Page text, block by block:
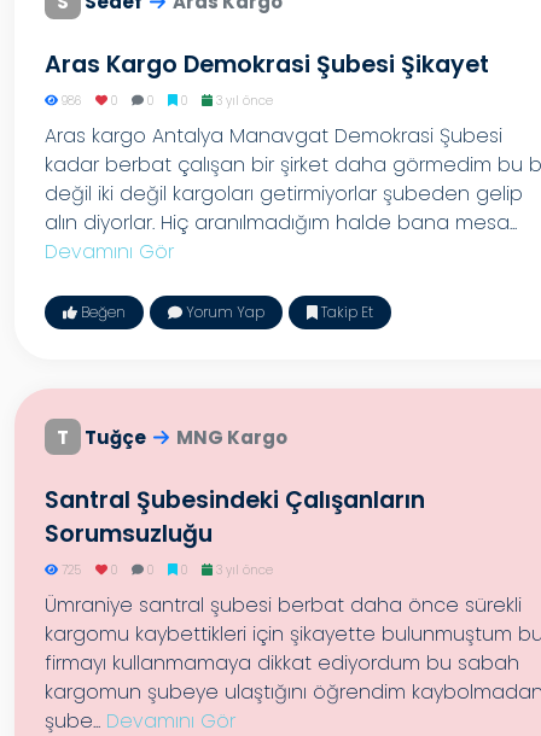
Aras Kargo Demokrasi Şubesi Şikayet
986 0 0 0 3 yıl önce
Aras kargo Antalya Manavgat Demokrasi Şubesi
kadar berbat çalışan bir şirket daha görmedim bu
değil iki değil kargoları getirmiyorlar şubeden gelip
alın diyorlar. Hiç aranılmadığım halde bana mesa...
Devamını Gör
Beğen Yorum Yap Takip Et
T Tuğçe MNG Kargo
Santral Şubesindeki Çalışanların
Sorumsuzluğu
725 0 0 0 3 yıl önce
Ümraniye santral şubesi berbat daha önce sürekli
kargomu kaybettikleri için şikayette bulunmuştum
firmayı kullanmamaya dikkat ediyordum bu sabah
kargomun şubeye ulaştığını öğrendim
şube... Devamını Gör